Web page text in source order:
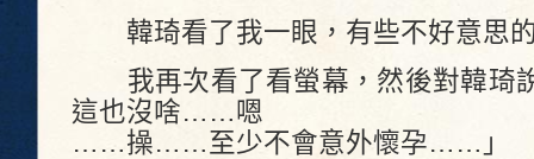
韓琦看了我一眼，有些不好意思
我再次看了看螢幕，然後對韓
這也沒啥……嗯
……操……至少不會意外懷孕……」